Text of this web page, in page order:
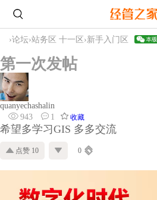
›论坛›站务区 十一区 ›新手入门区
第一次发帖
quanyechashalin
943
1 收藏
希望多学习GIS 多多交流
点赞 10 0